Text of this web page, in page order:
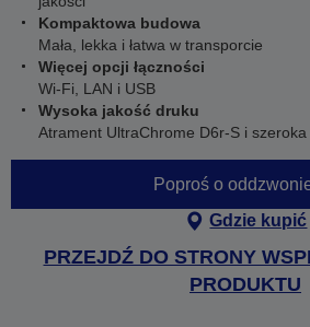
Kompaktowa budowa
Mała, lekka i łatwa w transporcie
Więcej opcji łączności
Wi-Fi, LAN i USB
Wysoka jakość druku
Atrament UltraChrome D6r-S i
Poproś o
Gdzie kupić
PRZEJDŹ DO STRONY
PRODUKTU